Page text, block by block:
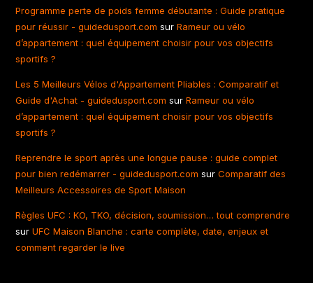
Programme perte de poids femme débutante : Guide pratique
pour réussir - guidedusport.com surRameur ou vélo
d’appartement : quel équipement choisir pour vos objectifs
sportifs ?
Les 5 Meilleurs Vélos d'Appartement Pliables : Comparatif et
Guide d'Achat - guidedusport.com surRameur ou vélo
d’appartement : quel équipement choisir pour vos objectifs
sportifs ?
Reprendre le sport après une longue pause : guide complet
pour bien redémarrer - guidedusport.com surComparatif des
Meilleurs Accessoires de Sport Maison
Règles UFC : KO, TKO, décision, soumission… tout comprendre
surUFC Maison Blanche : carte complète, date, enjeux et
comment regarder le live